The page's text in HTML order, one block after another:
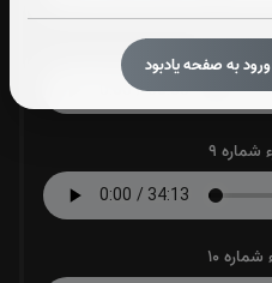
به صفحه یادبود
8
9
10